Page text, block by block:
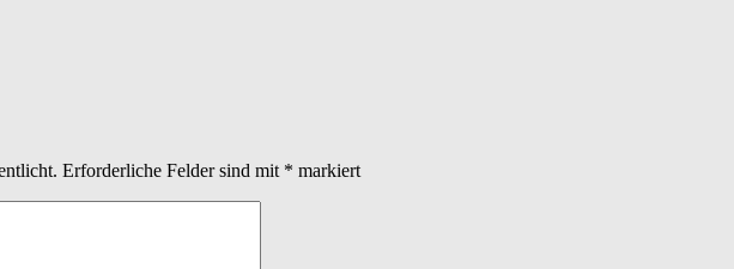
Erforderliche Felder sind mit * markiert